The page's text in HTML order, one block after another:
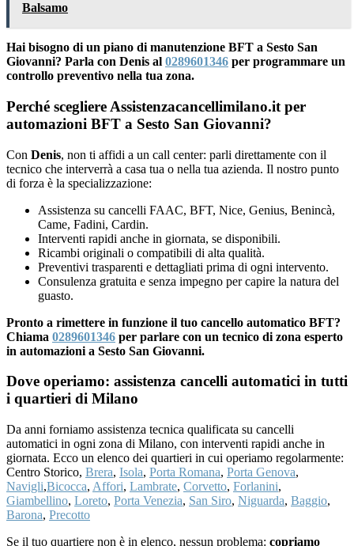
Balsamo
Hai bisogno di un piano di manutenzione BFT a Sesto San
Giovanni? Parla con Denis al 0289601346 per programmare un
controllo preventivo nella tua zona.
Perché scegliere Assistenzacancellimilano.it per
automazioni BFT a Sesto San Giovanni?
Con Denis, non ti affidi a un call center: parli direttamente con il
tecnico che interverrà a casa tua o nella tua azienda. Il nostro punto
di forza è la specializzazione:
Assistenza su cancelli FAAC, BFT, Nice, Genius, Benincà,
Came, Fadini, Cardin.
Interventi rapidi anche in giornata, se disponibili.
Ricambi originali o compatibili di alta qualità.
Preventivi trasparenti e dettagliati prima di ogni intervento.
Consulenza gratuita e senza impegno per capire la natura del
guasto.
Pronto a rimettere in funzione il tuo cancello automatico BFT?
Chiama 0289601346 per parlare con un tecnico di zona esperto
in automazioni a Sesto San Giovanni.
Dove operiamo: assistenza cancelli automatici in tutti
i quartieri di Milano
Da anni forniamo assistenza tecnica qualificata su cancelli
automatici in ogni zona di Milano, con interventi rapidi anche in
giornata. Ecco un elenco dei quartieri in cui operiamo regolarmente:
Centro Storico, Brera, Isola, Porta Romana, Porta Genova,
Navigli,Bicocca, Affori, Lambrate, Corvetto, Forlanini,
Giambellino, Loreto, Porta Venezia, San Siro, Niguarda, Baggio,
Barona, Precotto
Se il tuo quartiere non è in elenco, nessun problema: copriamo